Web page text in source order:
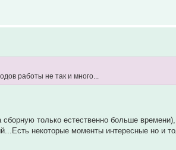
работы не так и много...
только естественно больше
некоторые моменты интересные но и